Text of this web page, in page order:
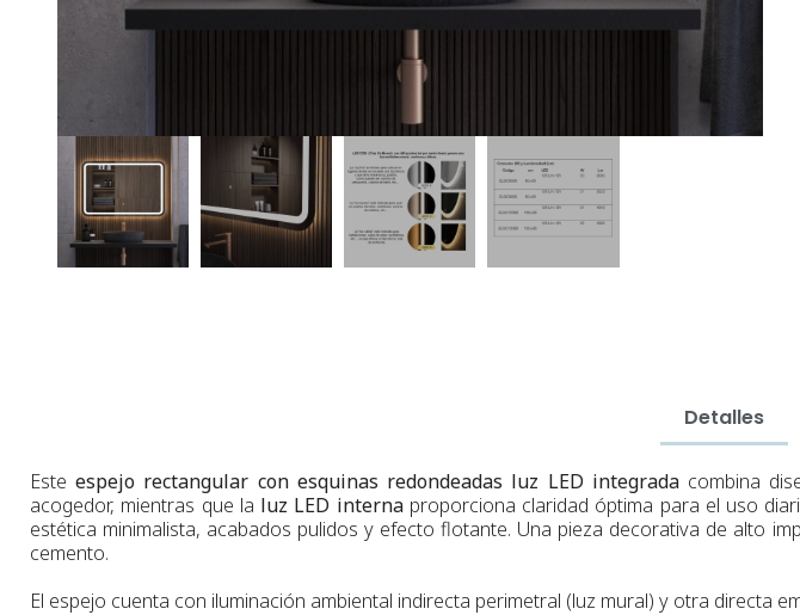
Detalles
Esteespejo rectangular con esquinas redondeadas luz LED integradacombina
acogedor, mientras que la luz LED interna proporciona claridad óptima para el uso
estética minimalista, acabados pulidos y efecto flotante. Una pieza decorativa de alto
cemento.
El espejo cuenta con iluminación ambiental indirecta perimetral (luz mural) y otra directa